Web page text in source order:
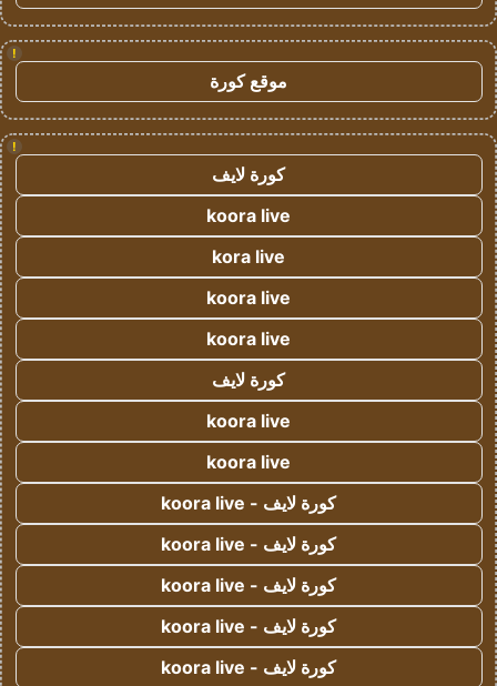
!
موقع كورة
!
كورة لايف
koora live
kora live
koora live
koora live
كورة لايف
koora live
koora live
كورة لايف - koora live
كورة لايف - koora live
كورة لايف - koora live
كورة لايف - koora live
كورة لايف - koora live